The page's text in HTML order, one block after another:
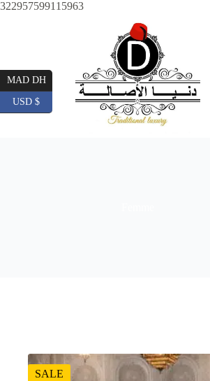
322957599115963Skip
SALE
MAD DH
USD $